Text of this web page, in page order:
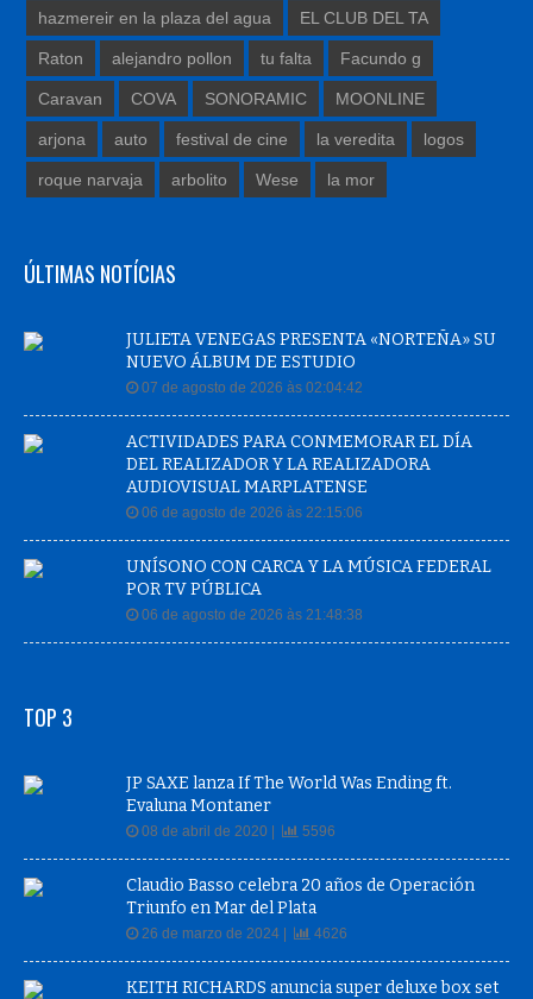
hazmereir en la plaza del agua EL CLUB DEL TA
Raton alejandro pollon tu falta Facundo g
Caravan COVA SONORAMIC MOONLINE
arjona auto festival de cine la veredita logos
roque narvaja arbolito Wese la mor
ÚLTIMAS NOTÍCIAS
JULIETA VENEGAS PRESENTA «NORTEÑA» SU
NUEVO ÁLBUM DE ESTUDIO
07 de agosto de 2026 às 02:04:42
ACTIVIDADES PARA CONMEMORAR EL DÍA
DEL REALIZADOR Y LA REALIZADORA
AUDIOVISUAL MARPLATENSE
06 de agosto de 2026 às 22:15:06
UNÍSONO CON CARCA Y LA MÚSICA FEDERAL
POR TV PÚBLICA
06 de agosto de 2026 às 21:48:38
TOP 3
JP SAXE lanza If The World Was Ending ft.
Evaluna Montaner
08 de abril de 2020 | 5596
Claudio Basso celebra 20 años de Operación
Triunfo en Mar del Plata
26 de marzo de 2024 | 4626
KEITH RICHARDS anuncia super deluxe box set